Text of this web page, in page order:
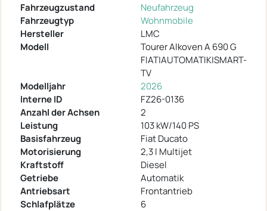
Fahrzeugzustand
Neufahrzeug
Fahrzeugtyp
Wohnmobile
Hersteller
LMC
Modell
Tourer Alkoven A 690 G
FIAT|AUTOMATIK|SMART-
TV
Modelljahr
2026
Interne ID
FZ26-0136
Anzahl der Achsen
2
Leistung
103 kW/140 PS
Basisfahrzeug
Fiat Ducato
Motorisierung
2,3 l Multijet
Kraftstoff
Diesel
Getriebe
Automatik
Antriebsart
Frontantrieb
Schlafplätze
6